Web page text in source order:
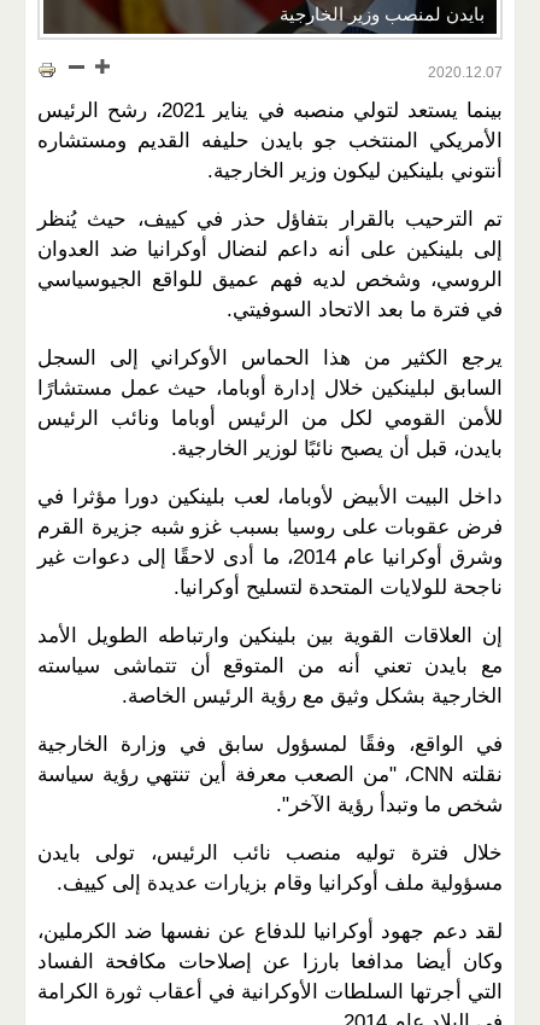
بايدن لمنصب وزير الخارجية
2020.12.07
بينما يستعد لتولي منصبه في يناير 2021، رشح الرئيس
الأمريكي المنتخب جو بايدن حليفه القديم ومستشاره
أنتوني بلينكين ليكون وزير الخارجية.
تم الترحيب بالقرار بتفاؤل حذر في كييف، حيث يُنظر
إلى بلينكين على أنه داعم لنضال أوكرانيا ضد العدوان
الروسي، وشخص لديه فهم عميق للواقع الجيوسياسي
في فترة ما بعد الاتحاد السوفيتي.
يرجع الكثير من هذا الحماس الأوكراني إلى السجل
السابق لبلينكين خلال إدارة أوباما، حيث عمل مستشارًا
للأمن القومي لكل من الرئيس أوباما ونائب الرئيس
بايدن، قبل أن يصبح نائبًا لوزير الخارجية.
داخل البيت الأبيض لأوباما، لعب بلينكين دورا مؤثرا في
فرض عقوبات على روسيا بسبب غزو شبه جزيرة القرم
وشرق أوكرانيا عام 2014، ما أدى لاحقًا إلى دعوات غير
ناجحة للولايات المتحدة لتسليح أوكرانيا.
إن العلاقات القوية بين بلينكين وارتباطه الطويل الأمد
مع بايدن تعني أنه من المتوقع أن تتماشى سياسته
الخارجية بشكل وثيق مع رؤية الرئيس الخاصة.
في الواقع، وفقًا لمسؤول سابق في وزارة الخارجية
نقلته CNN، "من الصعب معرفة أين تنتهي رؤية سياسة
شخص ما وتبدأ رؤية الآخر".
خلال فترة توليه منصب نائب الرئيس، تولى بايدن
مسؤولية ملف أوكرانيا وقام بزيارات عديدة إلى كييف.
لقد دعم جهود أوكرانيا للدفاع عن نفسها ضد الكرملين،
وكان أيضا مدافعا بارزا عن إصلاحات مكافحة الفساد
التي أجرتها السلطات الأوكرانية في أعقاب ثورة الكرامة